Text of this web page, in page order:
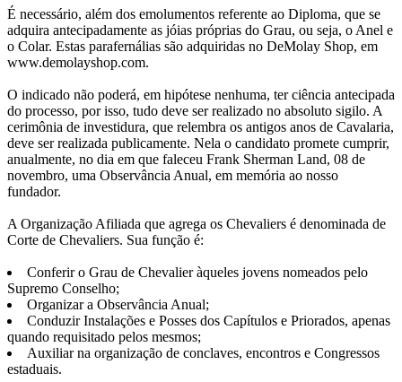
É necessário, além dos emolumentos referente ao Diploma, que se
adquira antecipadamente as jóias próprias do Grau, ou seja, o Anel e
o Colar. Estas parafernálias são adquiridas no DeMolay Shop, em
www.demolayshop.com.
O indicado não poderá, em hipótese nenhuma, ter ciência antecipada
do processo, por isso, tudo deve ser realizado no absoluto sigilo. A
cerimônia de investidura, que relembra os antigos anos de Cavalaria,
deve ser realizada publicamente. Nela o candidato promete cumprir,
anualmente, no dia em que faleceu Frank Sherman Land, 08 de
novembro, uma Observância Anual, em memória ao nosso
fundador.
A Organização Afiliada que agrega os Chevaliers é denominada de
Corte de Chevaliers. Sua função é:
Conferir o Grau de Chevalier àqueles jovens nomeados pelo
Supremo Conselho;
Organizar a Observância Anual;
Conduzir Instalações e Posses dos Capítulos e Priorados, apenas
quando requisitado pelos mesmos;
Auxiliar na organização de conclaves, encontros e Congressos
estaduais.